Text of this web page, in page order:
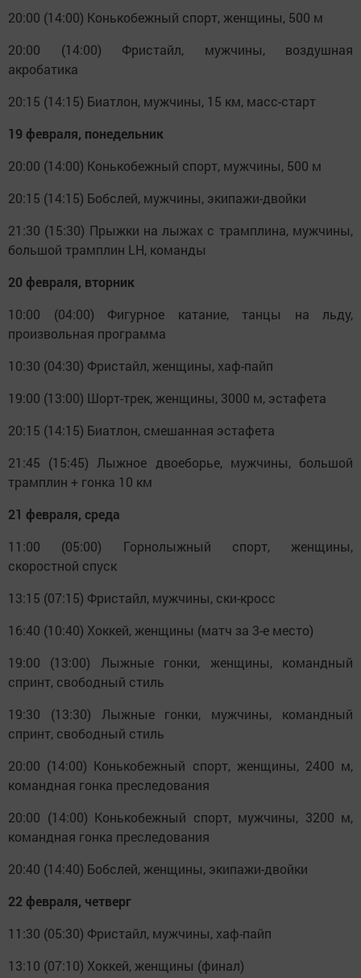
20:00 (14:00) Конькобежный спорт, женщины, 500 м
20:00 (14:00) Фристайл, мужчины, воздушная
акробатика
20:15 (14:15) Биатлон, мужчины, 15 км, масс-старт
19 февраля, понедельник
20:00 (14:00) Конькобежный спорт, мужчины, 500 м
20:15 (14:15) Бобслей, мужчины, экипажи-двойки
21:30 (15:30) Прыжки на лыжах с трамплина, мужчины,
большой трамплин LH, команды
20 февраля, вторник
10:00 (04:00) Фигурное катание, танцы на льду,
произвольная программа
10:30 (04:30) Фристайл, женщины, хаф-пайп
19:00 (13:00) Шорт-трек, женщины, 3000 м, эстафета
20:15 (14:15) Биатлон, смешанная эстафета
21:45 (15:45) Лыжное двоеборье, мужчины, большой
трамплин + гонка 10 км
21 февраля, среда
11:00 (05:00) Горнолыжный спорт, женщины,
скоростной спуск
13:15 (07:15) Фристайл, мужчины, ски-кросс
16:40 (10:40) Хоккей, женщины (матч за 3-е место)
19:00 (13:00) Лыжные гонки, женщины, командный
спринт, свободный стиль
19:30 (13:30) Лыжные гонки, мужчины, командный
спринт, свободный стиль
20:00 (14:00) Конькобежный спорт, женщины, 2400 м,
командная гонка преследования
20:00 (14:00) Конькобежный спорт, мужчины, 3200 м,
командная гонка преследования
20:40 (14:40) Бобслей, женщины, экипажи-двойки
22 февраля, четверг
11:30 (05:30) Фристайл, мужчины, хаф-пайп
13:10 (07:10) Хоккей, женщины (финал)